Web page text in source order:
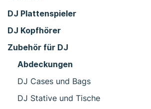
DJ Plattenspieler
DJ Kopfhörer
Zubehör für DJ
Abdeckungen
DJ Cases und Bags
DJ Stative und Tische